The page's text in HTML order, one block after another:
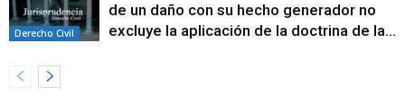
Derecho Civil
de un daño con su hecho generador no
excluye la aplicación de la doctrina de la...